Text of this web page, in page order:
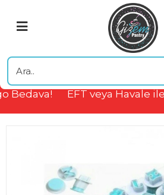
Bedava! EFT veya Havale